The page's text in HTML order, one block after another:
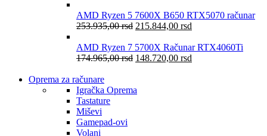
AMD Ryzen 5 7600X B650 RTX5070 računar
253.935,00rsd 215.844,00 rsd
AMD Ryzen 7 5700X Računar RTX4060Ti
174.965,00rsd 148.720,00 rsd
Oprema za računare
Igračka Oprema
Tastature
Miševi
Gamepad-ovi
Volani